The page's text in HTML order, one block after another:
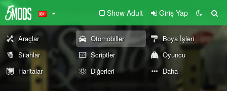
Show Adult Giriş Yap
Araçlar Otomobiller
Boya İşleri
Silahlar
Scriptler
Oyuncu
Haritalar
Diğerleri Daha